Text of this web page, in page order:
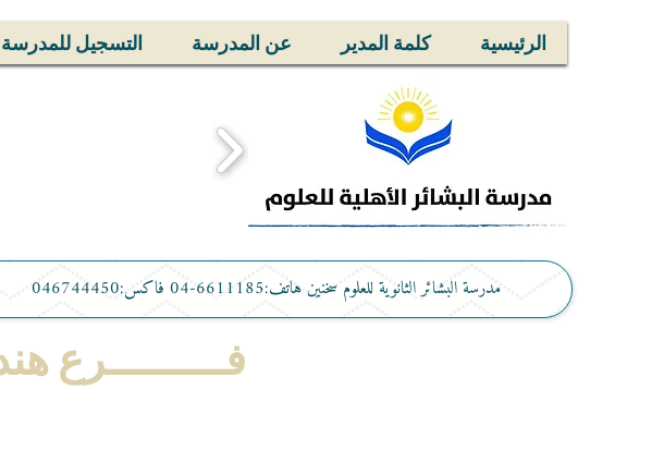
الرئيسية كلمة المدير عن المدرسة التسجيل للمدرسة
مدرسة البشائر الثانوية للعلوم سخنين هاتف:6611185-04 فاكس:046744450
فـــــــــرع